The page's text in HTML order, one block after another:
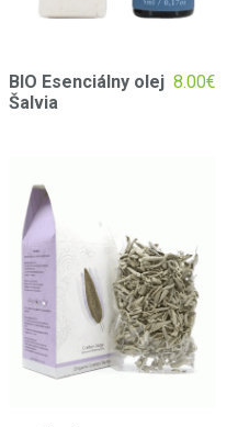
BIO Esenciálny olej
Šalvia
8.00€